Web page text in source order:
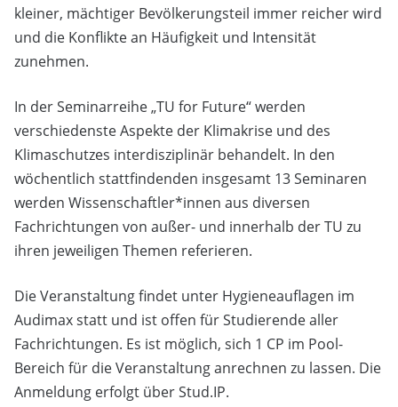
kleiner, mächtiger Bevölkerungsteil immer reicher wird
und die Konflikte an Häufigkeit und Intensität
zunehmen.
In der Seminarreihe „TU for Future“ werden
verschiedenste Aspekte der Klimakrise und des
Klimaschutzes interdisziplinär behandelt. In den
wöchentlich stattfindenden insgesamt 13 Seminaren
werden Wissenschaftler*innen aus diversen
Fachrichtungen von außer- und innerhalb der TU zu
ihren jeweiligen Themen referieren.
Die Veranstaltung findet unter Hygieneauflagen im
Audimax statt und ist offen für Studierende aller
Fachrichtungen. Es ist möglich, sich 1 CP im Pool-
Bereich für die Veranstaltung anrechnen zu lassen. Die
Anmeldung erfolgt über Stud.IP.